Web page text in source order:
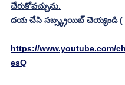
చేరుకోవచ్చును.
దయ చేసి సబ్స్క్రయిబ్ చెయ్యండి (
https://www.youtube.com/
esQ